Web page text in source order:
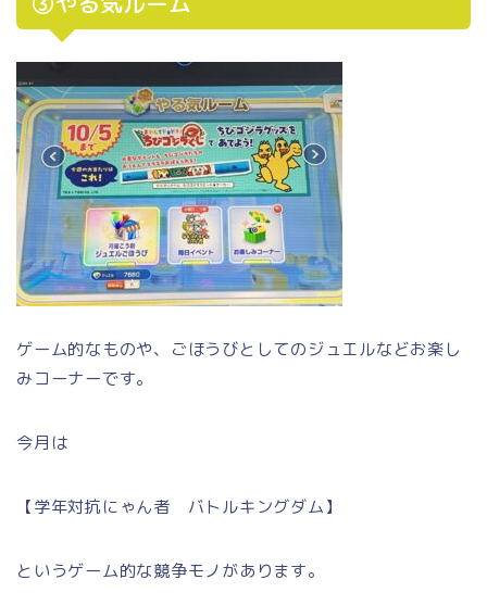
ゲーム的なものや、ごほうびとしてのジュエルなどお楽し
みコーナーです。
今月は
【学年対抗にゃん者 バトルキングダム】
というゲーム的な競争モノがあります。